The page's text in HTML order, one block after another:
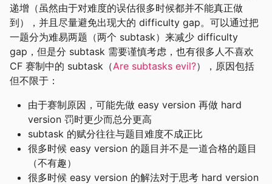
递增（虽然由于对难度的误估很多时候都并不能真正做
到），并且尽量避免出现大的 difficulty gap。可以通过把
一题分为难易两题（两个 subtask）来减少 difficulty
gap，但是分 subtask 需要谨慎考虑，也有很多人不喜欢
CF 赛制中的 subtask（Are subtasks evil?），原因包括
但不限于：
由于赛制原因，可能先做 easy version 再做 hard
version 罚时更少而总分更高
subtask 的赋分往往与题目难度不成正比
很多时候 easy version 的题目并不是一道合格的题目
（不有趣）
很多时候 easy version 的解法对于思考 hard version